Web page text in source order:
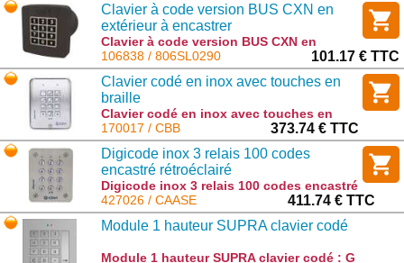
Clavier à code version BUS CXN en
extérieur à encastrer
Clavier à code version BUS CXN en
extérieur à encastrer : 806SL0290
106838 / 806SL0290
101.17 € TTC
Clavier codé en inox avec touches en
braille
Clavier codé en inox avec touches en
braille : CBB
170017 / CBB
373.74 € TTC
Digicode inox 3 relais 100 codes
encastré rétroéclairé
Digicode inox 3 relais 100 codes encastré
rétroéclairé : CAASE
427026 / CAASE
411.74 € TTC
Module 1 hauteur SUPRA clavier codé
Module 1 hauteur SUPRA clavier codé : G